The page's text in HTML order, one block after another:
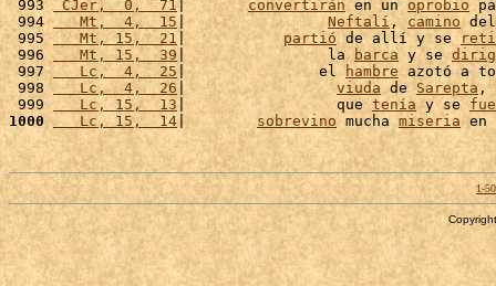
993 CJer,  0,  71| convertirán en un oprobio
994
   Mt,  4,  15
| Neftalí, camino
995
   Mt, 15,  21
| partió de allí y se
996
   Mt, 15,  39
|                la barca y se
997
   Lc,  4,  25
|               el hambre azotó a
998
   Lc,  4,  26
| viuda de Sarepta ,
999
   Lc, 15,  13
|                 que tenía y se fue
1000
   Lc, 15,  14
| sobrevino mucha miseria en
1-